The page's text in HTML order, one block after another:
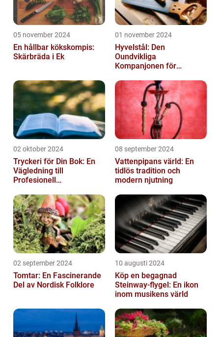
05 november 2024
En hållbar kökskompis:
Skärbräda i Ek
01 november 2024
Hyvelstål: Den
Oundvikliga
Kompanjonen för
02 oktober 2024
Tryckeri för Din Bok: En
Vägledning till
Profesionell
08 september 2024
Vattenpipans värld: En
tidlös tradition och
modern njutning
02 september 2024
Tomtar: En Fascinerande
Del av Nordisk Folklore
10 augusti 2024
Köp en begagnad
Steinway-flygel: En ikon
inom musikens värld